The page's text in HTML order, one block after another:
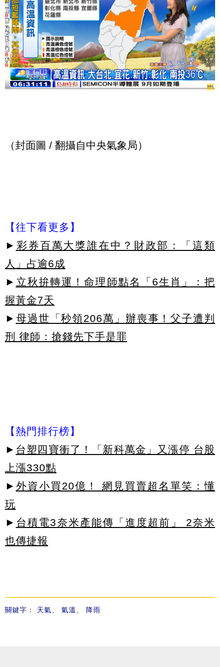
（封面圖 / 翻攝自中央氣象局）
【往下看更多】
► 彩券百萬大獎誰在中？財政部：「這類
人」占逾6成
► 立秋拚轉運！命理師點名「6生肖」：把
握黃金7天
► 母過世「秒領206萬」辦喪事！父子遭判
刑 律師：搶錢先下手是罪
【熱門排行榜】
► 台塑四寶衝了！「新科萬金」又漲停 台股
上漲330點
► 外資小買20億！ 網見買賣超名單笑：懂
玩
► 台積電3奈米產能傳「進度超前」 2奈米
也傳捷報
關鍵字： 天氣 氣溫 降雨